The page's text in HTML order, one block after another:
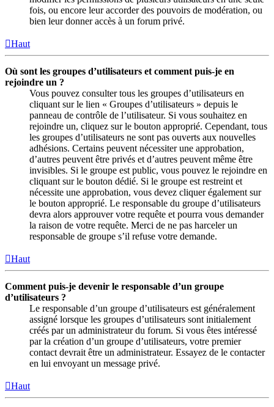
fois, ou encore leur accorder des pouvoirs de modération, ou
bien leur donner accès à un forum privé.
Haut
Où sont les groupes d’utilisateurs et comment puis-je en
rejoindre un ?
Vous pouvez consulter tous les groupes d’utilisateurs en
cliquant sur le lien « Groupes d’utilisateurs » depuis le
panneau de contrôle de l’utilisateur. Si vous souhaitez en
rejoindre un, cliquez sur le bouton approprié. Cependant, tous
les groupes d’utilisateurs ne sont pas ouverts aux nouvelles
adhésions. Certains peuvent nécessiter une approbation,
d’autres peuvent être privés et d’autres peuvent même être
invisibles. Si le groupe est public, vous pouvez le rejoindre en
cliquant sur le bouton dédié. Si le groupe est restreint et
nécessite une approbation, vous devez cliquer également sur
le bouton approprié. Le responsable du groupe d’utilisateurs
devra alors approuver votre requête et pourra vous demander
la raison de votre requête. Merci de ne pas harceler un
responsable de groupe s’il refuse votre demande.
Haut
Comment puis-je devenir le responsable d’un groupe
d’utilisateurs ?
Le responsable d’un groupe d’utilisateurs est généralement
assigné lorsque les groupes d’utilisateurs sont initialement
créés par un administrateur du forum. Si vous êtes intéressé
par la création d’un groupe d’utilisateurs, votre premier
contact devrait être un administrateur. Essayez de le contacter
en lui envoyant un message privé.
Haut